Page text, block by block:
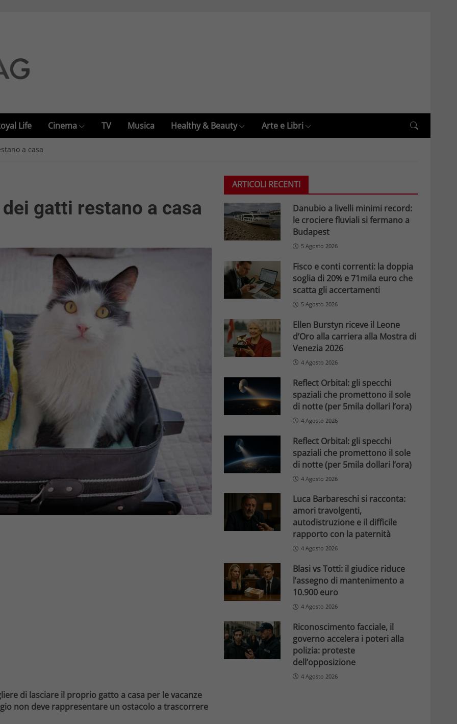
Life Cinema TV Musica Healthy & Beauty Arte e Libri
a casa
gatti restano a casa
di lasciare il proprio gatto a casa per le vacanze
non deve rappresentare un ostacolo a trascorrere
ARTICOLI RECENTI
Danubio a livelli minimi record:
le crociere fluviali si fermano a
Budapest
5 Agosto 2026
Fisco e conti correnti: la doppia
soglia di 20% e 71mila euro che
scatta gli accertamenti
5 Agosto 2026
Ellen Burstyn riceve il Leone
d’Oro alla carriera alla Mostra di
Venezia 2026
4 Agosto 2026
Reflect Orbital: gli specchi
spaziali che promettono il sole
di notte (per 5mila dollari l’ora)
4 Agosto 2026
Reflect Orbital: gli specchi
spaziali che promettono il sole
di notte (per 5mila dollari l’ora)
4 Agosto 2026
Luca Barbareschi si racconta:
amori travolgenti,
autodistruzione e il difficile
rapporto con la paternità
4 Agosto 2026
Blasi vs Totti: il giudice riduce
l’assegno di mantenimento a
10.900 euro
4 Agosto 2026
Riconoscimento facciale, il
governo accelera i poteri alla
polizia: proteste
dell’opposizione
4 Agosto 2026